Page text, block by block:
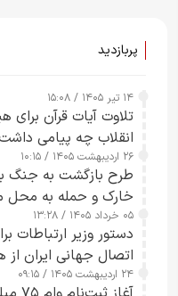
پربازدید
۱۴ تیر ۱۴۰۵ / ۱۵:۰۸
تلاوت آیات قرآن
انقلاب چه پیامی
۲۶ اردیبهشت ۱۴۰۵ / ۱۰:۱۵
طرح‌ بازگشت به جنگ
خارک و حمله به
۰۵ خرداد ۱۴۰۵ / ۱۳:۲۸
دستور وزیر ارتباطات
اتصال جهانی ایران
کامل مردم تا ۲۴ ساعت آینده
۲۴ اردیبهشت ۱۴۰۵ / ۰۹:۱۵